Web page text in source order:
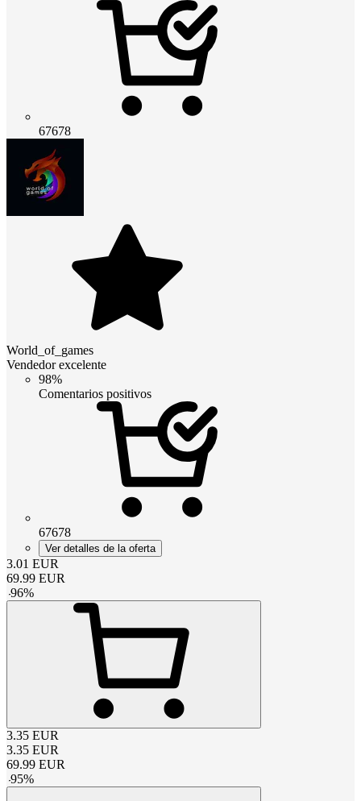
67678
World_of_games
Vendedor excelente
98%
Comentarios positivos
67678
Ver detalles de la oferta
3.01 EUR
69.99 EUR
-96%
3.35 EUR
3.35 EUR
69.99 EUR
-95%